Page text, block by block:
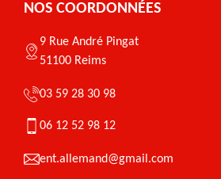
NOS COORDONNÉES
9 Rue André Pingat
51100 Reims
03 59 28 30 98
06 12 52 98 12
ent.allemand@gmail.com